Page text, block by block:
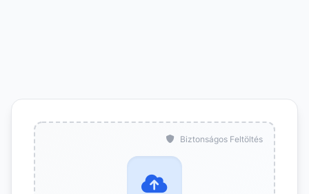
Biztonságos Feltöltés